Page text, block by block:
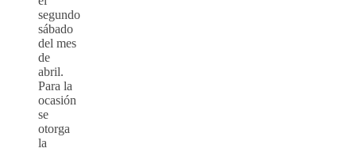
segundo
sábado
del mes
de
abril.
Para la
ocasión
se
otorga
la